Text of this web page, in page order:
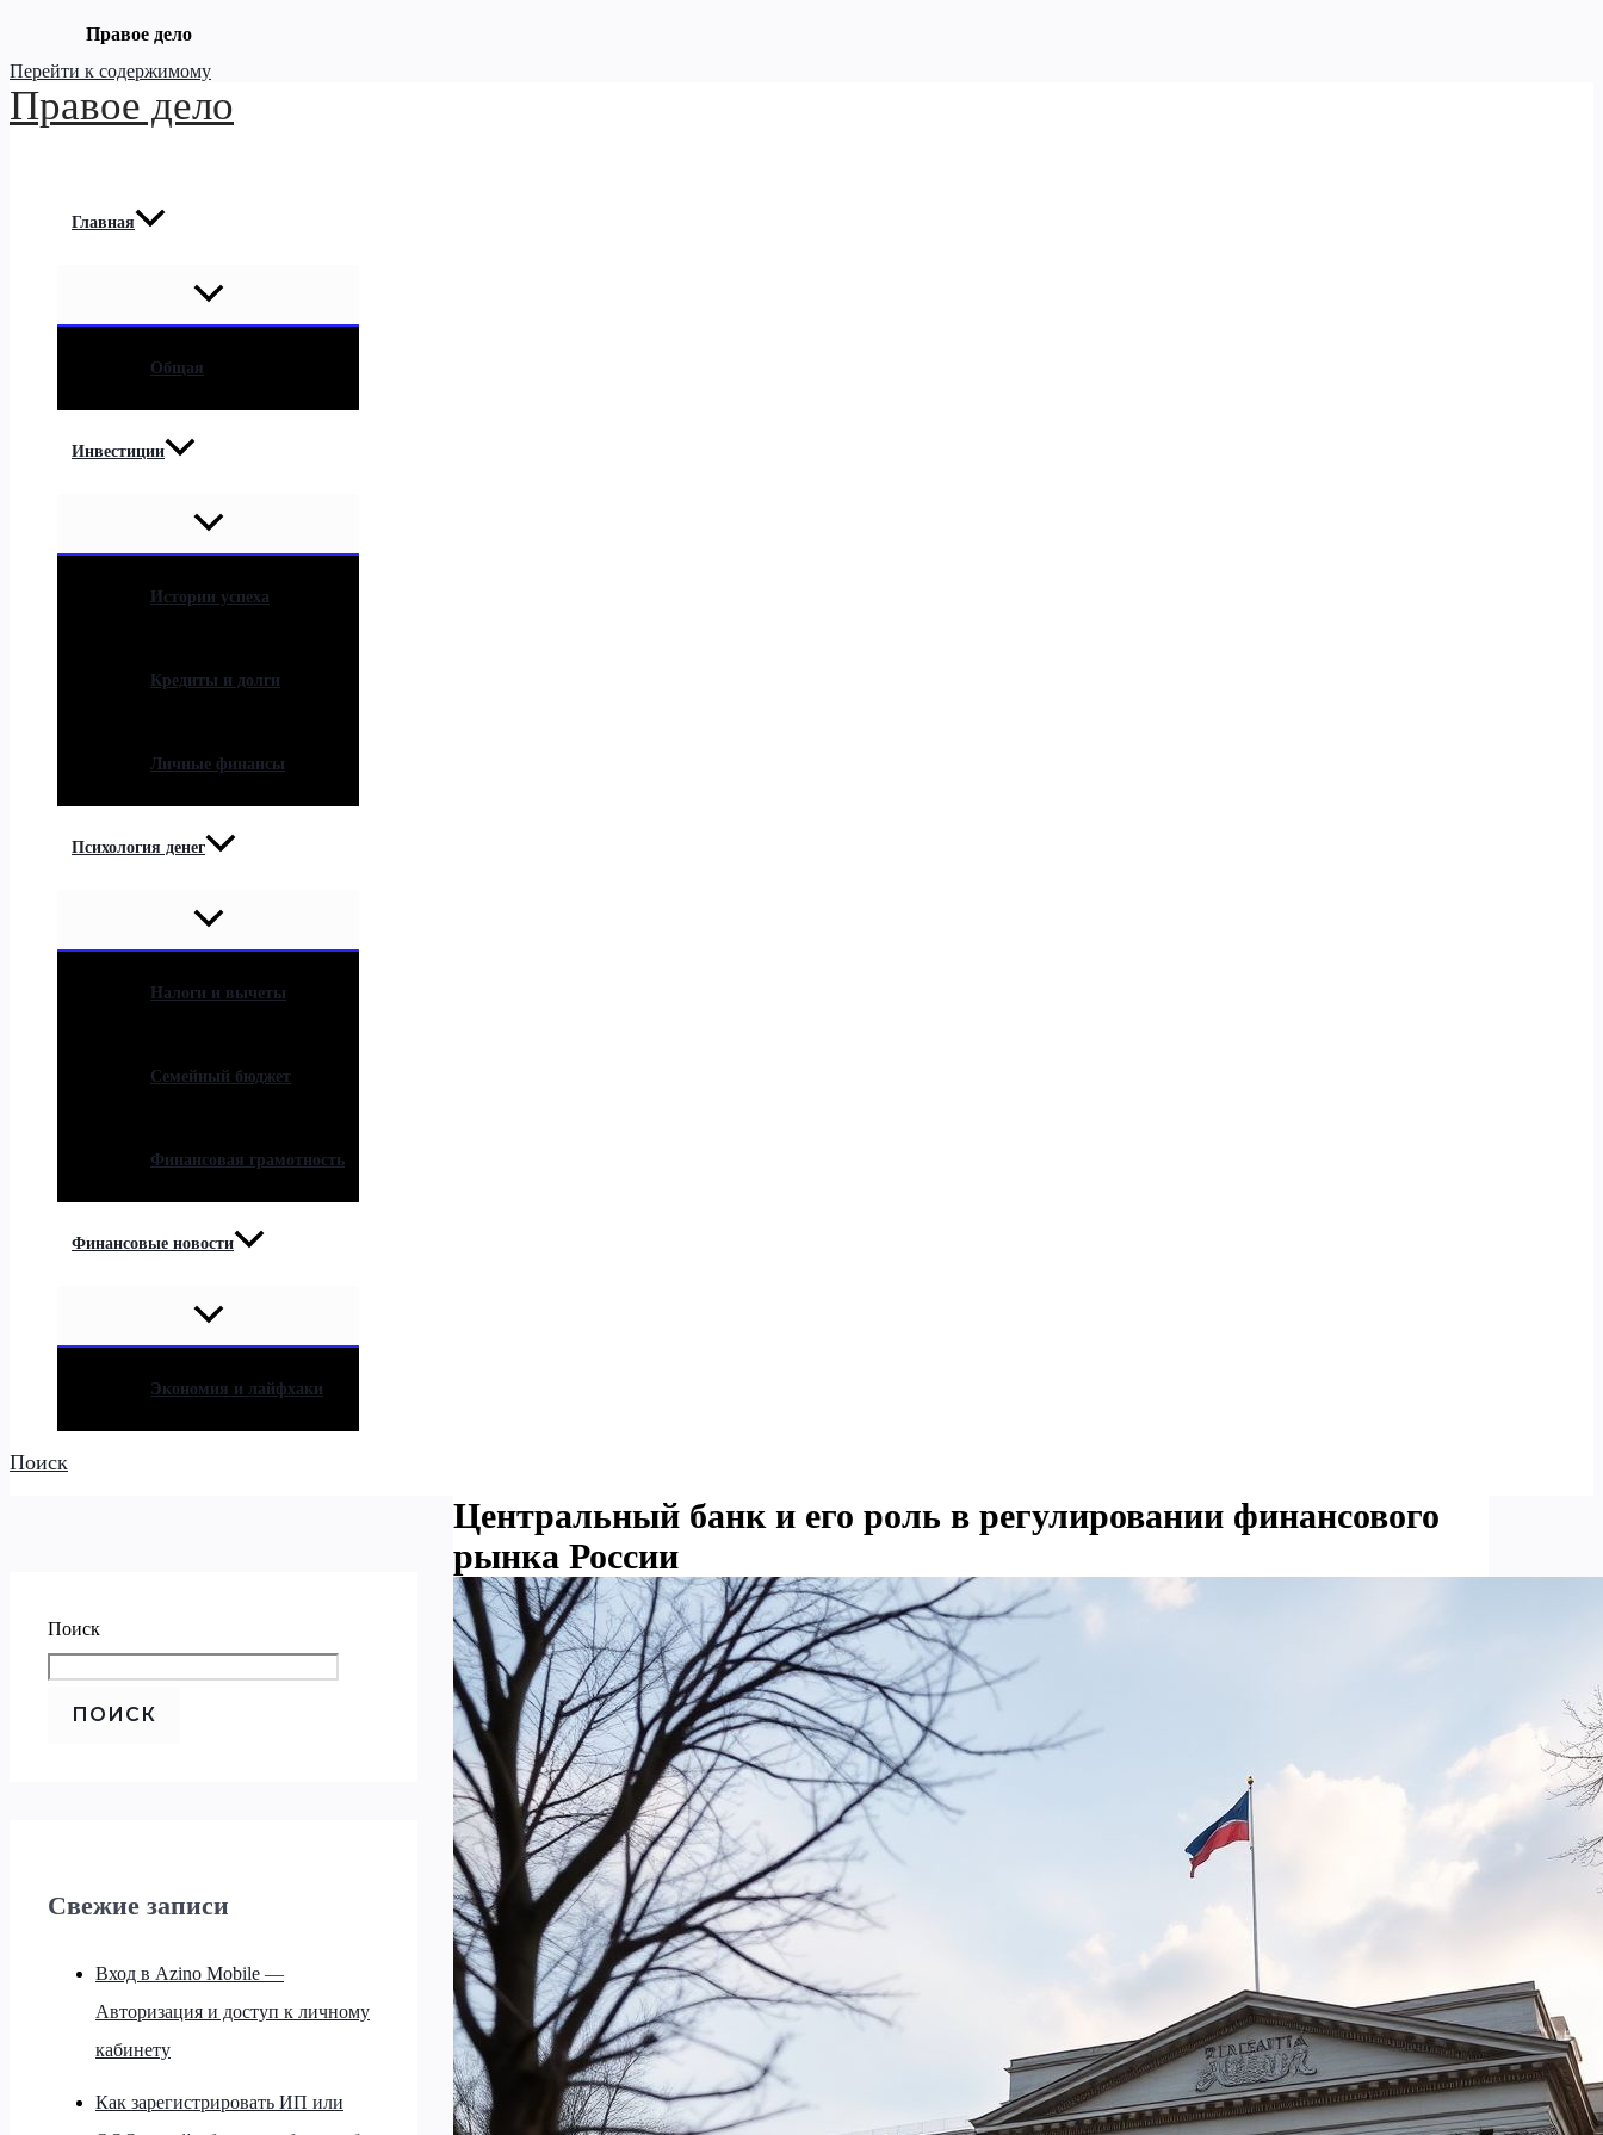
Правое дело
Перейти к содержимому
Правое дело
Главная
Общая
Инвестиции
Истории успеха
Кредиты и долги
Личные финансы
Психология денег
Налоги и вычеты
Семейный бюджет
Финансовая грамотность
Финансовые новости
Экономия и лайфхаки
Поиск
Поиск
ПОИСК
Свежие записи
Вход в Azino Mobile —
Авторизация и доступ к личному
кабинету
Как зарегистрировать ИП или
Центральный банк и его роль в регулировании финансового
рынка России